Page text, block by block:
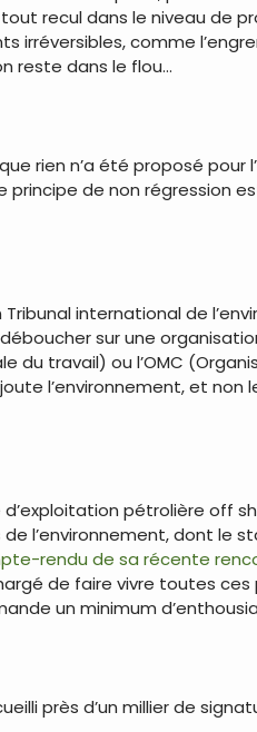
recul dans le niveau de
irréversibles, comme
reste dans le flou…
rien n’a été proposé pour
principe de non régression
international de
sur une
du travail) ou l’OMC
l’environnement, et
d’exploitation pétrolière off
l’environnement, dont le
rendu de sa récente
de faire vivre toutes
un minimum
près d’un millier de